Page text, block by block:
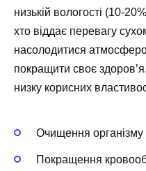
низькій вологості (10-
хто віддає перевагу
насолодитися
покращити своє
низку корисних
Очищення організму
Покращення